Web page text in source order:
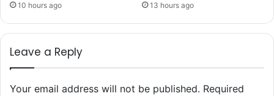
10 hours ago 13 hours ago
Leave a Reply
Your email address will not be published. Required